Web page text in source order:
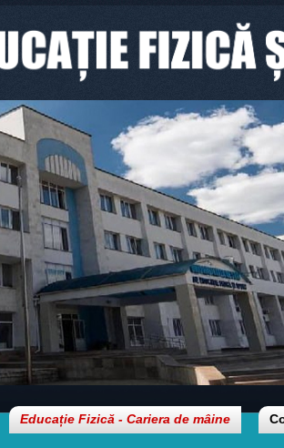
Educație Fizică - Cariera de mâine